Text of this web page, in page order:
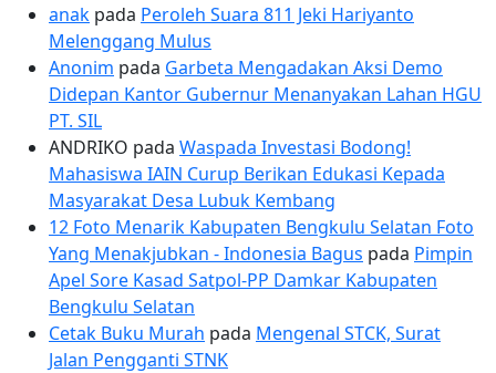
anak pada Peroleh Suara 811 Jeki Hariyanto
Melenggang Mulus
Anonim pada Garbeta Mengadakan Aksi Demo
Didepan Kantor Gubernur Menanyakan Lahan HGU
PT. SIL
ANDRIKO pada Waspada Investasi Bodong!
Mahasiswa IAIN Curup Berikan Edukasi Kepada
Masyarakat Desa Lubuk Kembang
12 Foto Menarik Kabupaten Bengkulu Selatan Foto
Yang Menakjubkan - Indonesia Bagus pada Pimpin
Apel Sore Kasad Satpol-PP Damkar Kabupaten
Bengkulu Selatan
Cetak Buku Murah pada Mengenal STCK, Surat
Jalan Pengganti STNK